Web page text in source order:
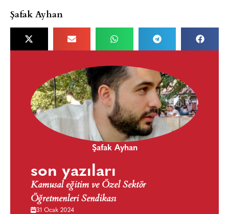
Şafak Ayhan
Şafak Ayhan
son yazıları
Kamusal eğitim ve Özel Sektör
Öğretmenleri Sendikası
31 Ocak 2024